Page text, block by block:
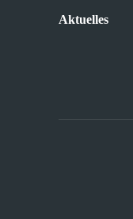
Aktuelles